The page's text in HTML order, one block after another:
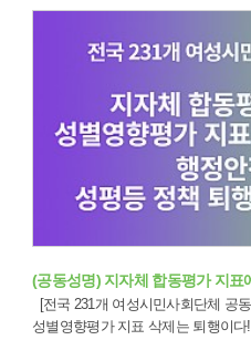
(공동성명) 지자체 합동평가 지
성별영향평가 지표 삭제는 퇴행이